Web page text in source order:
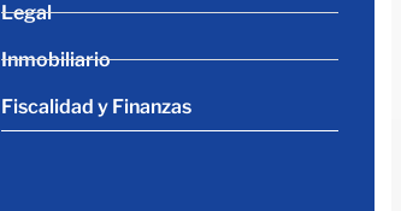
Legal
Inmobiliario
Fiscalidad y Finanzas